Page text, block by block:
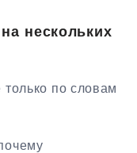
нескольких
по словам